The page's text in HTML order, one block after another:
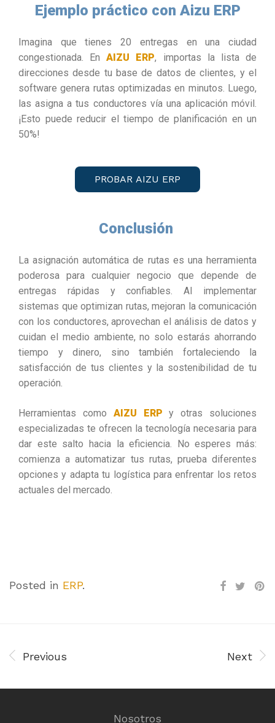
Ejemplo práctico con Aizu ERP
Imagina que tienes 20 entregas en una ciudad
congestionada. EnAIZU ERP, importas la lista de
direcciones desde tu base de datos de clientes, y el
software genera rutas optimizadas en minutos. Luego,
las asigna a tus conductores vía una aplicación móvil.
¡Esto puede reducir el tiempo de planificación en un
50%!
PROBAR AIZU ERP
Conclusión
La asignación automática de rutas es una herramienta
poderosa para cualquier negocio que depende de
entregas rápidas y confiables. Al implementar
sistemas que optimizan rutas, mejoran la comunicación
con los conductores, aprovechan el análisis de datos y
cuidan el medio ambiente, no solo estarás ahorrando
tiempo y dinero, sino también fortaleciendo la
satisfacción de tus clientes y la sostenibilidad de tu
operación.
Herramientas como AIZU ERP y otras soluciones
especializadas te ofrecen la tecnología necesaria para
dar este salto hacia la eficiencia. No esperes más:
comienza a automatizar tus rutas, prueba diferentes
opciones y adapta tu logística para enfrentar los retos
actuales del mercado.
Posted in ERP.
Previous Next
Nosotros